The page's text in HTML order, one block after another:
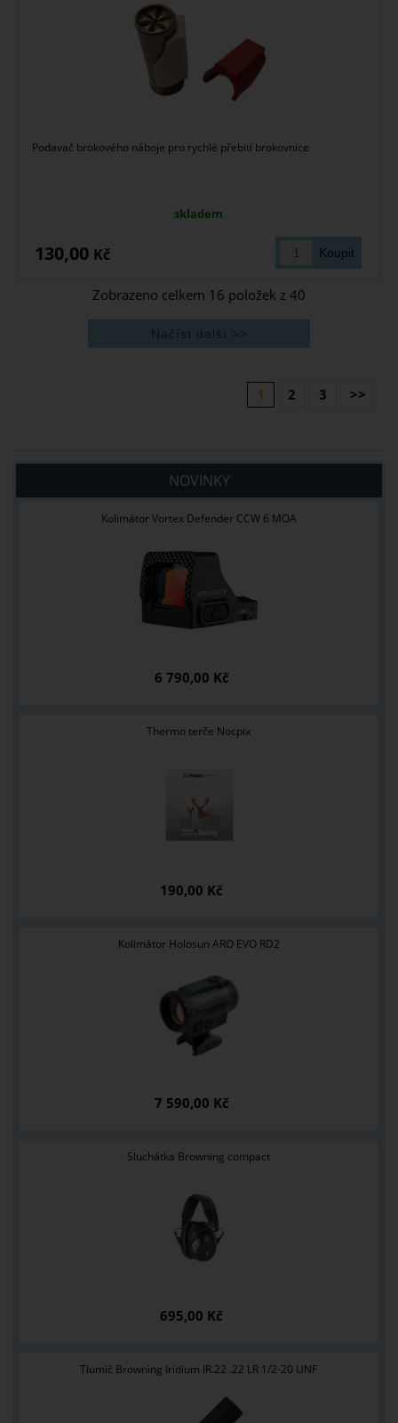
Podavač brokového náboje pro rychlé přebití brokovnice
skladem
130,00 Kč
Zobrazeno celkem 16 položek z 40
1 2 3 >>
NOVINKY
Kolimátor Vortex Defender CCW 6 MOA
6 790,00 Kč
Thermo terče Nocpix
190,00 Kč
Kolimátor Holosun ARO EVO RD2
7 590,00 Kč
Sluchátka Browning compact
695,00 Kč
Tlumič Browning Iridium IR.22 .22 LR 1/2-20 UNF